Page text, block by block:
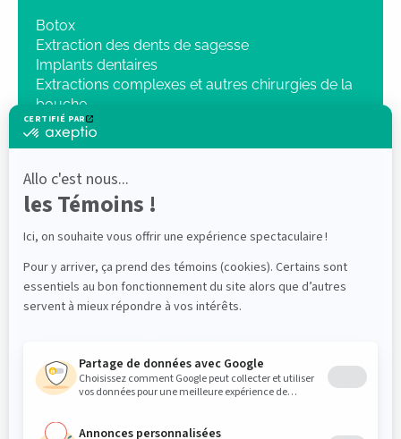
Botox
Extraction des dents de sagesse
Implants dentaires
Extractions complexes et autres chirurgies de la
bouche
Sédation intraveineuse
Chirurgie orthognatique
Traumatologie
Radiologie 3D
NOTRE CLINIQUE
Dr Elliot Saleh DMD, FRCDC ABOMS
PROFESSIONNELS
PATIENTS
Instructions postopératoires
Questionnaire médical